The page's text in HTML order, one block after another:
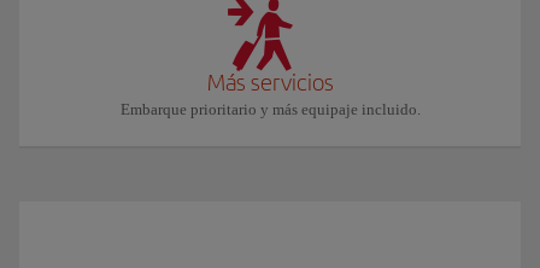
Más servicios
Embarque prioritario y más equipaje incluido.